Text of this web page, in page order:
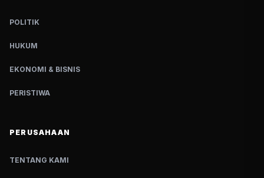
POLITIK
HUKUM
EKONOMI & BISNIS
PERISTIWA
PERUSAHAAN
TENTANG KAMI